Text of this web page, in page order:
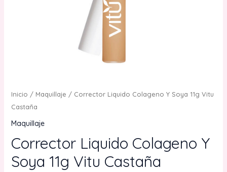
Inicio / Maquillaje / Corrector Liquido Colageno Y Soya 11g Vitu
Castaña
Maquillaje
Corrector Liquido Colageno Y
Soya 11g Vitu Castaña